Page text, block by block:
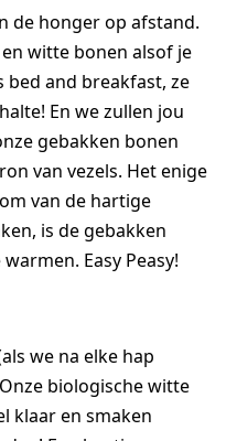
de honger op afstand.
witte bonen alsof je
bed and breakfast, ze
En we zullen jou
gebakken bonen
van vezels. Het enige
van de hartige
is de gebakken
Easy Peasy!
we na elke hap
biologische witte
klaar en smaken